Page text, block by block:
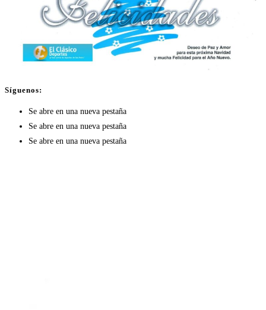
Síguenos:
Se abre en una nueva pestaña
Se abre en una nueva pestaña
Se abre en una nueva pestaña